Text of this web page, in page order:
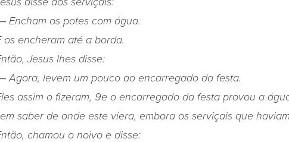
Encham os potes com água.
os encheram até a borda.
Jesus lhes disse:
Agora, levem um pouco ao encarregado da festa.
assim o fizeram, 9e o encarregado da festa provou a
saber de onde este viera, embora os serviçais que
chamou o noivo e disse: